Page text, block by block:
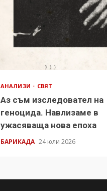
АНАЛИЗИ СВЯТ
Аз съм изследовател на
геноцида. Навлизаме в
ужасяваща нова епоха
БАРИКАДА 24 юли 2026